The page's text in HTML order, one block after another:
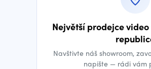
Největší prodejce video
Navštivte náš showroom,
napište — rádi vám